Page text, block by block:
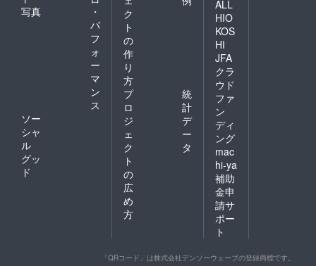
写真
・
パ
フ
ォ
ー
マ
ン
ス
ソー
シャ
ル
グッ
ド
ク
ト
の
作
り
方
プ
ロ
ジ
ェ
ク
ト
の
広
め
方
統
計
デ
ー
タ
ALL
HIO
KOS
HI
JFA
クラ
ウド
ファ
ン
ディ
ング
mac
hi-ya
補助
金申
請サ
ポー
ト
「QRコード」は株式会社デンソーウェーブの登録商標です。